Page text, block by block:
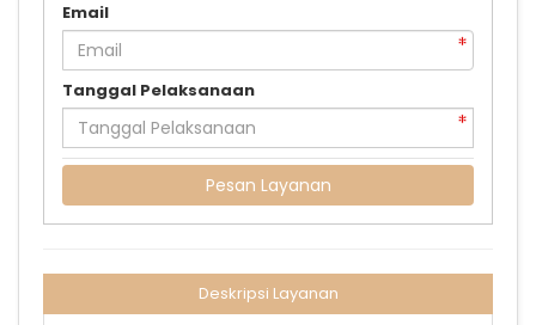
Email
Tanggal Pelaksanaan
Pesan Layanan
Deskripsi Layanan